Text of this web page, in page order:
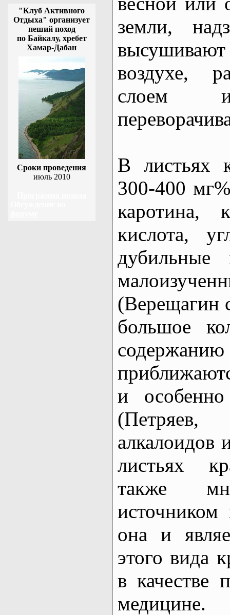
"Клуб Активного
Отдыха" организует
пеший поход
по Байкалу, хребет
Хамар-Дабан
Сроки проведения
июль 2010
земли,
воздухе,
слоем и
В листьях
300-400
каротина,
кислота,
дубильные
(Верещагин
большое
и
алкалоидов
листьях
также
источником
она и
этого вида
в качестве
медицине.